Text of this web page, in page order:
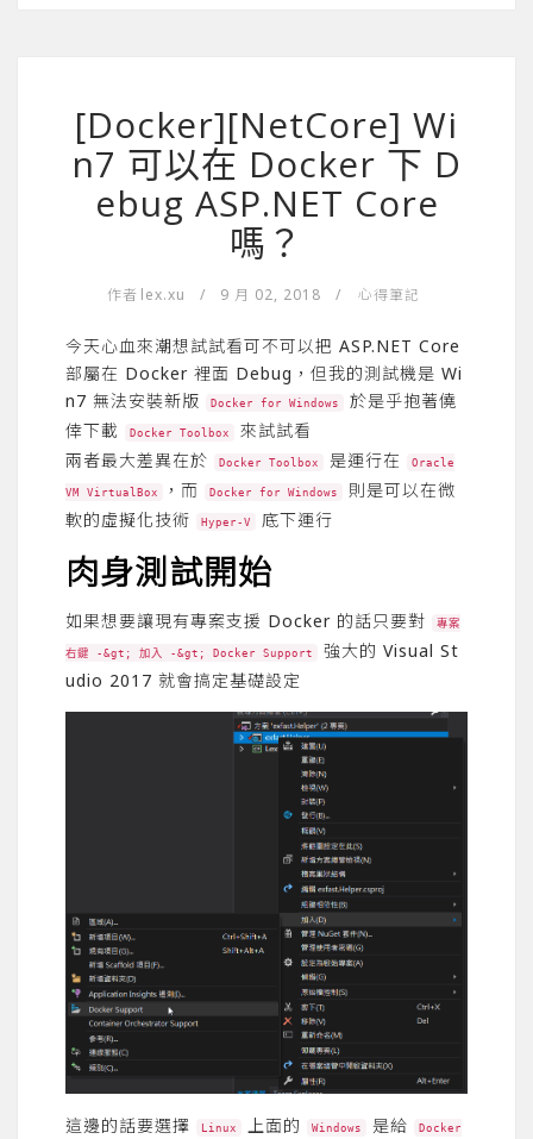
[Docker][NetCore] Wi
n7 可以在 Docker 下 D
ebug ASP.NET Core
嗎？
作者 lex.xu / 9 月 02, 2018 / 心得筆記
今天心血來潮想試試看可不可以把 ASP.NET Core
部屬在 Docker 裡面 Debug，但我的測試機是 Wi
n7 無法安裝新版
Docker for Windows
於是乎抱著僥
倖下載
Docker Toolbox
來試試看
兩者最大差異在於
Docker Toolbox 是運行在 Oracle
VM VirtualBox ，而 Docker for Windows
則是可以在微
軟的虛擬化技術
Hyper-V 底下運行
肉身測試開始
如果想要讓現有專案支援 Docker 的話只要對 專案
右鍵 -&gt; 加入 -&gt; Docker Support
強大的 Visual St
udio 2017 就會搞定基礎設定
這邊的話要選擇 Linux 上面的 Windows 是給 Docker